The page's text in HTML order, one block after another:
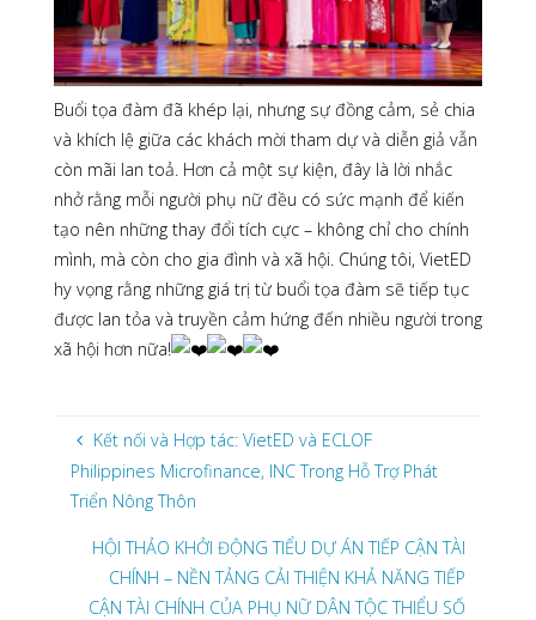
Buổi tọa đàm đã khép lại, nhưng sự đồng cảm, sẻ chia
và khích lệ giữa các khách mời tham dự và diễn giả vẫn
còn mãi lan toả. Hơn cả một sự kiện, đây là lời nhắc
nhở rằng mỗi người phụ nữ đều có sức mạnh để kiến
tạo nên những thay đổi tích cực – không chỉ cho chính
mình, mà còn cho gia đình và xã hội. Chúng tôi, VietED
hy vọng rằng những giá trị từ buổi tọa đàm sẽ tiếp tục
được lan tỏa và truyền cảm hứng đến nhiều người trong
xã hội hơn nữa!
Kết nối và Hợp tác: VietED và ECLOF
Philippines Microfinance, INC Trong Hỗ Trợ Phát
Triển Nông Thôn
HỘI THẢO KHỞI ĐỘNG TIỂU DỰ ÁN TIẾP CẬN TÀI
CHÍNH – NỀN TẢNG CẢI THIỆN KHẢ NĂNG TIẾP
CẬN TÀI CHÍNH CỦA PHỤ NỮ DÂN TỘC THIỂU SỐ